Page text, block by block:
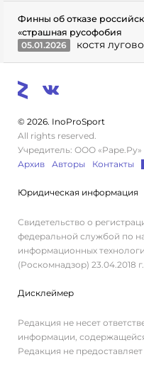
Финны об отказе
«страшная русофобия
05.01.2026
костя
© 2026. InoProSport
All rights reserved.
Учредитель: ООО «Раре.Ру»
Архив
Авторы Контакты
Юридическая информация
Свидетельство о
федеральной службой по
информационных
(Роскомнадзор) 23.04.2018 г.
Дисклеймер
Редакция не несет
информации,
Редакция не